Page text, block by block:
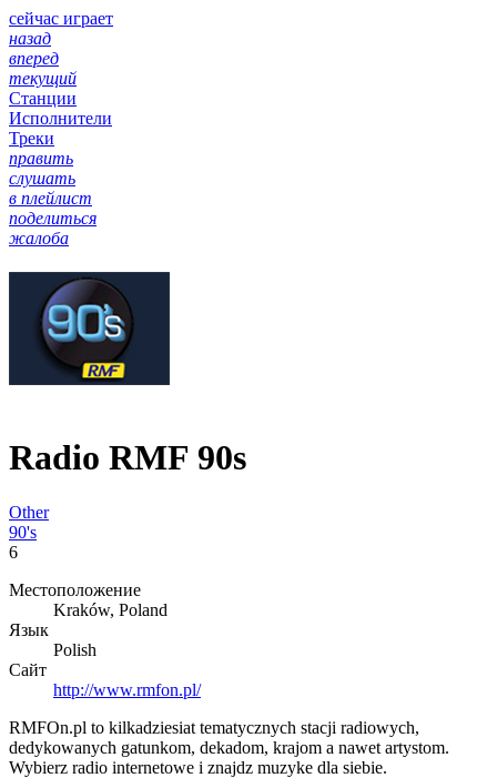
сейчас играет
назад
вперед
текущий
Станции
Исполнители
Треки
править
слушать
в плейлист
поделиться
жалоба
Radio RMF 90s
Other
90's
6
Местоположение
Kraków, Poland
Язык
Polish
Сайт
http://www.rmfon.pl/
RMFOn.pl to kilkadziesiat tematycznych stacji radiowych,
dedykowanych gatunkom, dekadom, krajom a nawet artystom.
Wybierz radio internetowe i znajdz muzyke dla siebie.